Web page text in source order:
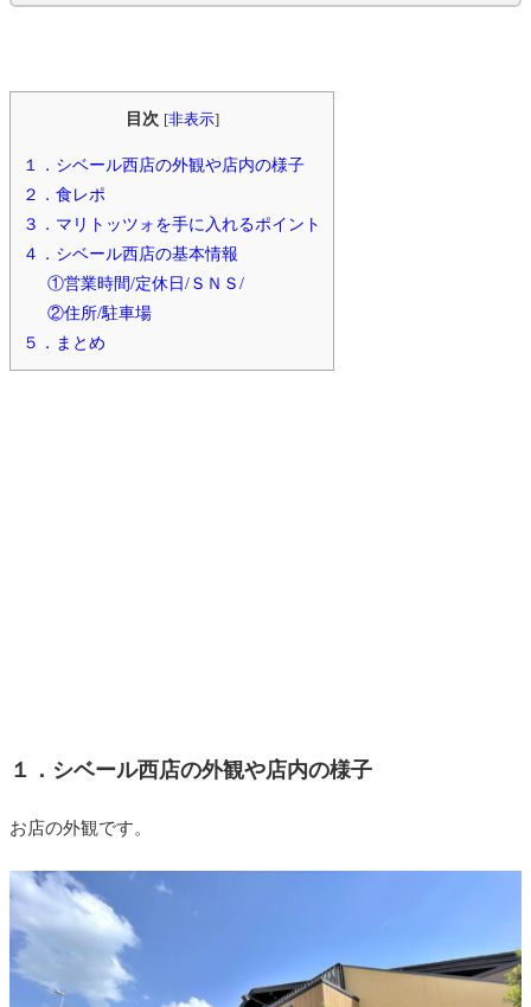
目次 [非表示]
１．シベール西店の外観や店内の様子
２．食レポ
３．マリトッツォを手に入れるポイント
４．シベール西店の基本情報
①営業時間/定休日/ＳＮＳ/
②住所/駐車場
５．まとめ
１．シベール西店の外観や店内の様子
お店の外観です。